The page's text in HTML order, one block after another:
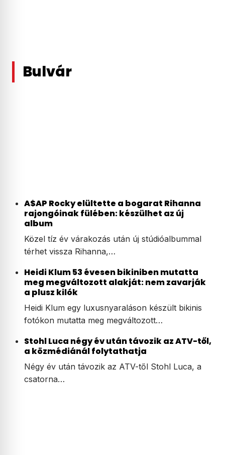
Bulvár
A$AP Rocky elültette a bogarat Rihanna
rajongóinak fülében: készülhet az új
album
Közel tíz év várakozás után új stúdióalbummal
térhet vissza Rihanna,…
Heidi Klum 53 évesen bikiniben mutatta
meg megváltozott alakját: nem zavarják
a plusz kilók
Heidi Klum egy luxusnyaraláson készült bikinis
fotókon mutatta meg megváltozott…
Stohl Luca négy év után távozik az ATV-től,
a közmédiánál folytathatja
Négy év után távozik az ATV-től Stohl Luca, a
csatorna…